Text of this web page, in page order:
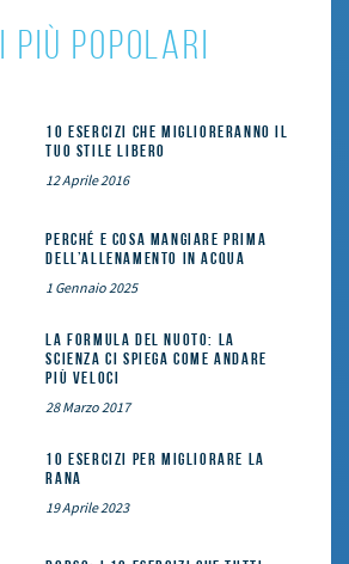
i più popolari
10 esercizi che miglioreranno il
tuo stile libero
12 Aprile 2016
Perché e cosa mangiare prima
dell’allenamento in acqua
1 Gennaio 2025
La formula del nuoto: la
scienza ci spiega come andare
più veloci
28 Marzo 2017
10 esercizi per migliorare la
rana
19 Aprile 2023